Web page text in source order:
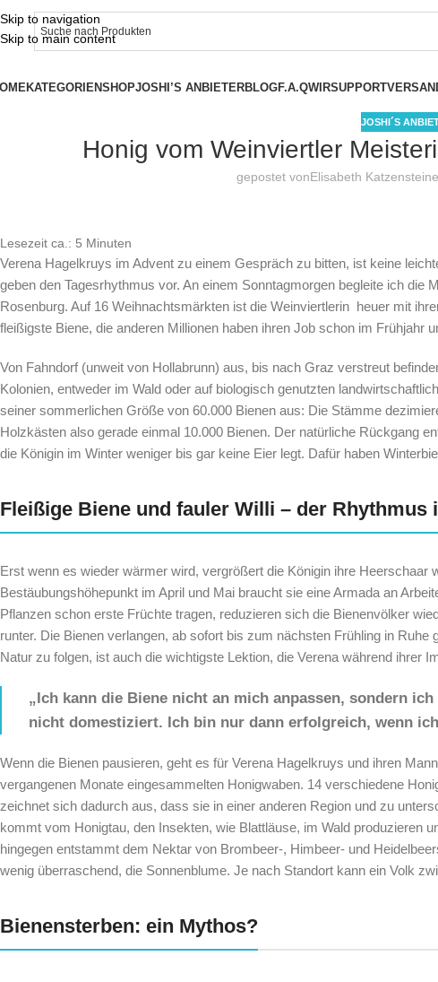
Skip to navigation
Skip to main content
KATEGORIENSHOPJOSHI’S ANBIETERBLOGF.A.QWIRSUPPORT
JOSHI´S
Honig vom Weinviertler
gepostet vonElisabeth
Lesezeit ca.: 5 Minuten
Verena Hagelkruys im Advent zu einem Gespräch zu bitten, ist keine
geben den Tagesrhythmus vor. An einem Sonntagmorgen begleite ich
Rosenburg. Auf 16 Weihnachtsmärkten ist die Weinviertlerin heuer mit
fleißigste Biene, die anderen Millionen haben ihren Job schon im Frühjahr
Von Fahndorf (unweit von Hollabrunn) aus, bis nach Graz verstreut
Kolonien, entweder im Wald oder auf biologisch genutzten
seiner sommerlichen Größe von 60.000 Bienen aus: Die Stämme
Holzkästen also gerade einmal 10.000 Bienen. Der natürliche Rückgang
die Königin im Winter weniger bis gar keine Eier legt. Dafür haben
Fleißige Biene und fauler Willi – der Rhythmus
Erst wenn es wieder wärmer wird, vergrößert die Königin ihre Heerschaar
Bestäubungshöhepunkt im April und Mai braucht sie eine Armada an
Pflanzen schon erste Früchte tragen, reduzieren sich die Bienenvölker
runter. Die Bienen verlangen, ab sofort bis zum nächsten Frühling in
Natur zu folgen, ist auch die wichtigste Lektion, die Verena während ihrer
„Ich kann die Biene nicht an mich anpassen, sondern
nicht domestiziert. Ich bin nur dann erfolgreich, wenn
Wenn die Bienen pausieren, geht es für Verena Hagelkruys und ihren
vergangenen Monate eingesammelten Honigwaben. 14 verschiedene
zeichnet sich dadurch aus, dass sie in einer anderen Region und zu
kommt vom Honigtau, den Insekten, wie Blattläuse, im Wald produzieren
hingegen entstammt dem Nektar von Brombeer-, Himbeer- und
wenig überraschend, die Sonnenblume. Je nach Standort kann ein Volk
Bienensterben: ein Mythos?